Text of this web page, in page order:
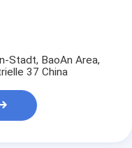
Stadt, BaoAn Area,
37 China